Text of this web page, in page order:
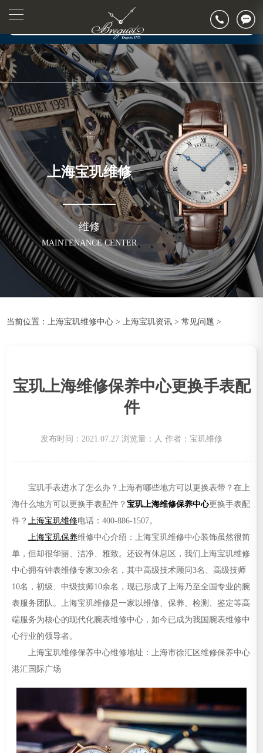
▲
▼
2026年7月宝玑上海市售后服务网络优化升级公告
2026年7月上海市宝玑官方售后客户服务热线：400-886-1507
2026年7月宝玑售后服务中心最新网点地址：
上海市徐汇区虹桥路3号港汇中心写字楼2座37层3705室（需提前预约）
节假日正常营业！
上海宝玑维修
维修
MAINTENANCE CENTER
当前位置： 上海宝玑维修中心 > 上海宝玑资讯 >常见问题 >
宝玑上海维修保养中心更换手表配
件
发布时间：2021.07.27 浏览量： 人 作者：宝玑维修
宝玑手表进水了怎么办？上海有哪些地方可以更换表带？在上
海什么地方可以更换手表配件？宝玑上海维修保养中心更换手表配
件？
上海宝玑维修电话：400-886-1507。
上海宝玑保养维修中心介绍：上海宝玑维修中心装饰虽然很简
单，但却很华丽、洁净、雅致。还设有休息区，我们上海宝玑维修
中心拥有钟表维修专家30余名，其中高级技术顾问3名、高级技师
10名，初级、中级技师10余名，现已形成了上海乃至全国专业的腕
表服务团队。上海宝玑维修是一家以维修、保养、检测、鉴定等高
端服务为核心的现代化腕表维修中心，如今已成为我国腕表维修中
心行业的领导者。
上海宝玑维修保养中心维修地址：上海市徐汇区维修保养中心
港汇国际广场